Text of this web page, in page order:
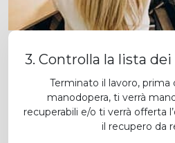
3. Controlla la lista
Terminato il lavoro, prima
manodopera, ti verrà
recuperabili e/o ti verrà offerta
il recupero da